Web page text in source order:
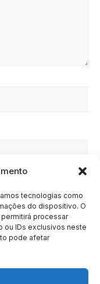
tecnologias como
do dispositivo. O
processar
ou IDs exclusivos neste
pode afetar